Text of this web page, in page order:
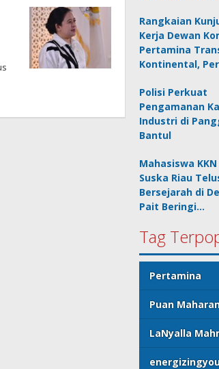
Rangkaian
Kerja Dewan
Pertamina
Kontinental,
Polisi Perkuat
Pengamanan
Industri di
Bantul
Mahasiswa KKN
Suska Riau
Bersejarah di
Pait Beringi…
Tag
Pertamina
Puan
LaNyalla